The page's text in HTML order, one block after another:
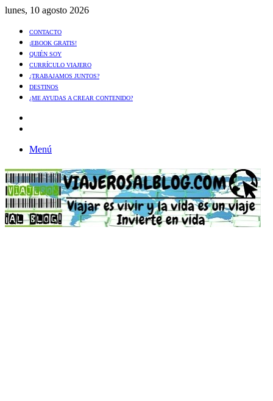
lunes, 10 agosto 2026
CONTACTO
¡EBOOK GRATIS!
QUIÉN SOY
CURRÍCULO VIAJERO
¿TRABAJAMOS JUNTOS?
DESTINOS
¿ME AYUDAS A CREAR CONTENIDO?
Menú